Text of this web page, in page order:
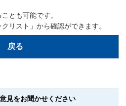
とも可能です。
リスト」から確認ができます。
戻る
見をお聞かせください